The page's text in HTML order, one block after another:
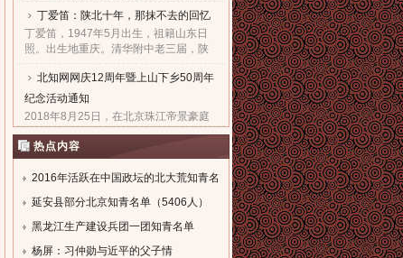
坷，终于同18年前的爱人生活到了一
起，黑龙江省五大连池市女子王亚文和
知青刘行军之间的动人爱情故事，演绎
了生活版的“小芳的故事”。......
丁爱笛：陕北十年，那抹不去的回忆
丁爱笛，1947年5月出生，祖籍山东日
照。出生地重庆。清华附中老三届，陕
北延川插队十年，做过四年生产队长，
四年大队书记兼公社副书记。1978年恢
复高考进入上海工业大学。现......
北知网网庆12周年暨上山下乡50周年
纪念活动通知
2018年8月25日，在北京珠江帝景豪庭
酒店二楼举办盛大隆重的“庆祝北京知青
网成立十二周年暨纪念上山下乡五十周
年文艺联欢会”。热烈欢迎广大知青朋友
参加。...
热点内容
2016年活跃在中国政坛的北大荒知青名
单
[field:description
function='cn_substr(@me,80)'/]...
延安县部分北京知青名单（5406人）
[field:description
function='cn_substr(@me,80)'/]...
黑龙江生产建设兵团一团知青名单
（一）
杨屏：习仲勋与近平的父子情